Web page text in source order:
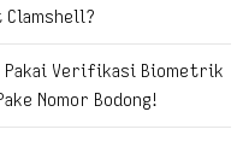
Pakai Verifikasi Biometrik
Nomor Bodong!